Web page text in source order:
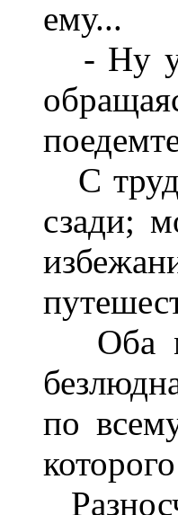
ему...
- Ну
С
сзади;
Оба
по